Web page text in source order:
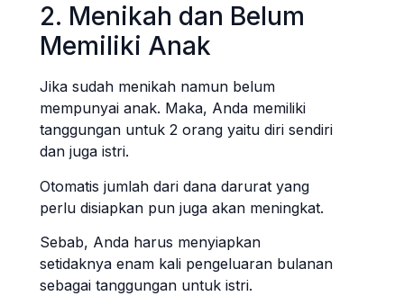
2. Menikah dan Belum
Memiliki Anak
Jika sudah menikah namun belum
mempunyai anak. Maka, Anda memiliki
tanggungan untuk 2 orang yaitu diri sendiri
dan juga istri.
Otomatis jumlah dari dana darurat yang
perlu disiapkan pun juga akan meningkat.
Sebab, Anda harus menyiapkan
setidaknya enam kali pengeluaran bulanan
sebagai tanggungan untuk istri.